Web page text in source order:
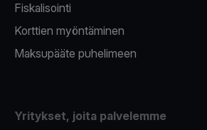
Fiskalisointi
Korttien myöntäminen
Maksupääte puhelimeen
Yritykset, joita palvelemme